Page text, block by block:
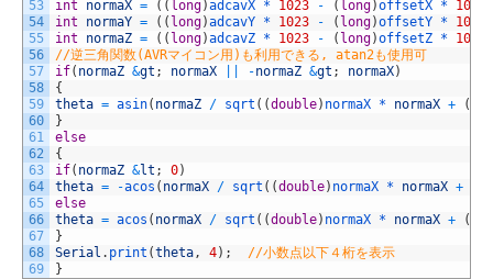
53
54
55
56
57
58
59
60
61
62
63
64
65
66
67
68
69
int
normaX = ( ( long)adcavX * 1023 - ( long)offsetX * 1023
int
normaY = ( ( long)adcavY * 1023 - ( long)offsetY * 1023
int
normaZ = ( ( long)adcavZ * 1023 - ( long)offsetZ * 1023
//逆三角関数(AVRマイコン用)も利用できる, atan2も使用可
if( normaZ &gt ; normaX -normaZ &gt ; normaX)
{
theta = asin( normaZ / sqrt ( (double) normaX * normaX + (
}
else
{
if( normaZ &lt ; 0)
theta = -acos ( normaX / sqrt ( (double) normaX * normaX +
else
theta = acos ( normaX / sqrt ( (double) normaX * normaX + (
}
Serial . print (theta, 4) ;
//小数点以下４桁を表示
}